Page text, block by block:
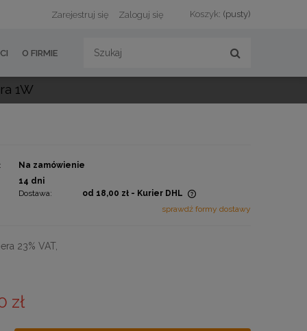
Koszyk: (pusty)
Zarejestruj się Zaloguj się
O FIRMIE
1W
Na zamówienie
14 dni
Dostawa:
od 18,00 zł - Kurier DHL
sprawdź formy dostawy
23% VAT,
zł